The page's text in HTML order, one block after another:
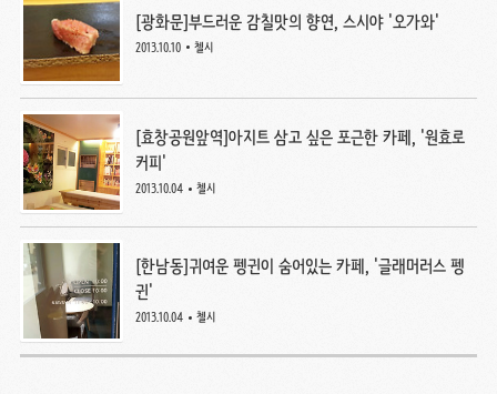
[광화문]부드러운 감칠맛의 향연, 스시야 '오가와'
2013.10.10 첼시
[효창공원앞역]아지트 삼고 싶은 포근한 카페, '원효로
커피'
2013.10.04 첼시
[한남동]귀여운 펭귄이 숨어있는 카페, '글래머러스 펭
귄'
2013.10.04 첼시